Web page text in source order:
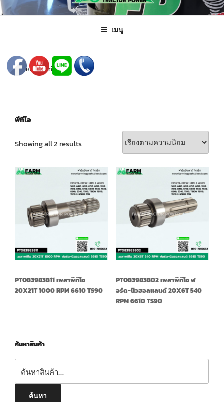
ข้ามFARMING PARTS DIRECT
ฟาร์มมิ่งพาร์ทไดเร็ค อะไหล่ รถไถ แทรกเตอร์ เครื่องมือจักรกลเกษตร จัดส่ง
เมนู
หน้าหลัก/ พีทีโอ
พีทีโอ
Showing all 2 results
PTO83983811 เพลาพีทีโอ
20X21T 1000 RPM 6610 TS90
PTO83983802 เพลาพีทีโอ ฟ
อร์ด-นิวฮอลแลนด์ 20X6T 540
RPM 6610 TS90
ค้นหาสินค้า
ค้นหา